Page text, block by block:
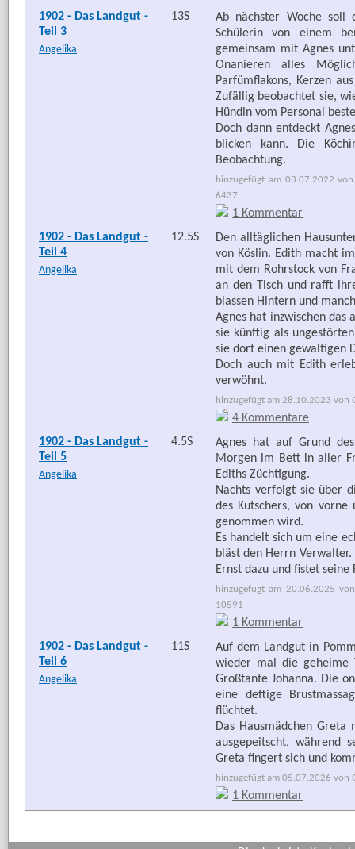
1902 - Das Landgut -
Teil 3
Angelika
13S
Ab nächster Woche soll
Schülerin von einem
gemeinsam mit Agnes
Onanieren alles
Parfümflakons, Kerzen
Zufällig beobachtet sie,
Hündin vom Personal
Doch dann entdeckt
blicken kann. Die
Beobachtung.
hinzugefügt am 03.07.2022
6437
1 Kommentar
1902 - Das Landgut -
Teil 4
Angelika
12.5S
Den alltäglichen
von Köslin. Edith macht
mit dem Rohrstock von
an den Tisch und rafft
blassen Hintern und
Agnes hat inzwischen das
sie künftig als
sie dort einen gewaltigen
Doch auch mit Edith
verwöhnt.
hinzugefügt am 28.10.2023 von
4 Kommentare
1902 - Das Landgut -
Teil 5
Angelika
4.5S
Agnes hat auf Grund
Morgen im Bett in aller
Ediths Züchtigung.
Nachts verfolgt sie über
des Kutschers, von
genommen wird.
Es handelt sich um eine
bläst den Herrn
Ernst dazu und fistet seine
hinzugefügt am 20.06.2025
10591
1 Kommentar
1902 - Das Landgut -
Teil 6
Angelika
11S
Auf dem Landgut in
wieder mal die geheime
Großtante Johanna. Die
eine deftige
flüchtet.
Das Hausmädchen
ausgepeitscht, während
Greta fingert sich und
hinzugefügt am 05.07.2026 von
1 Kommentar